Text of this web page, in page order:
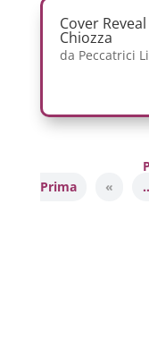
Cover
Chiozza
da Peccatrici
Prima
«